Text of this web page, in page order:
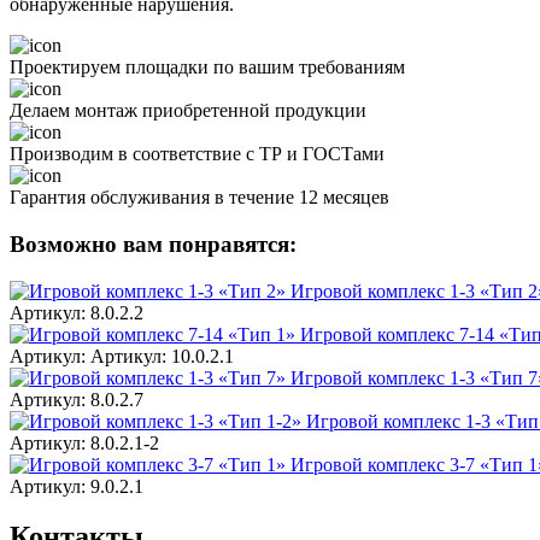
обнаруженные нарушения.
Проектируем площадки по вашим требованиям
Делаем монтаж приобретенной продукции
Производим в соответствие с ТР и ГОСТами
Гарантия обслуживания в течение 12 месяцев
Возможно вам понравятся:
Игровой комплекс 1-3 «Тип
Артикул: 8.0.2.2
Игровой комплекс 7-14
Артикул: Артикул: 10.0.2.1
Игровой комплекс 1-3 «Тип
Артикул: 8.0.2.7
Игровой комплекс 1-3
Артикул: 8.0.2.1-2
Игровой комплекс 3-7 «Тип
Артикул: 9.0.2.1